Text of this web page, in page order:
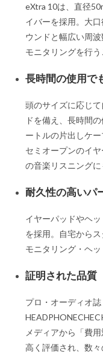
eXtra 10は、直径
イバーを採用。大
ウンドと幅広い周
モニタリングを行う
長時間の使用で
頭のサイズに応じ
ドを備え、長時間
ートルの片出しケ
セミオープンのイ
の音楽リスニングに
耐久性の高いパ
イヤーパッドやヘ
を採用。自宅から
モニタリング・ヘッ
証明された品質
プロ・オーディオ誌
メディアから「費
高く評価され、数々